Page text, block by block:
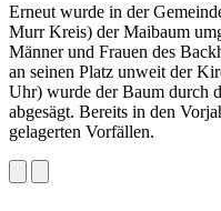
Erneut wurde in der
Murr Kreis) der Maibaum
Männer und Frauen des
an seinen Platz unweit der
Uhr) wurde der Baum durch
abgesägt. Bereits in den
gelagerten Vorfällen.